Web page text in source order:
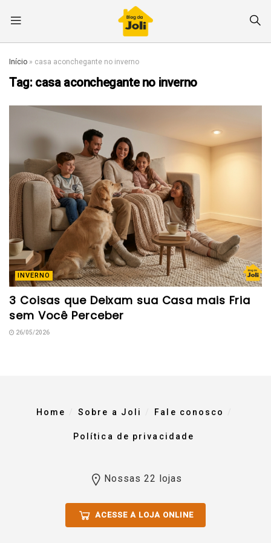
Início » casa aconchegante no inverno
Tag: casa aconchegante no inverno
INVERNO
3 Coisas que Deixam sua Casa mais Fria
sem Você Perceber
26/05/2026
Home Sobre a Joli Fale conosco
Política de privacidade
Nossas 22 lojas
ACESSE A LOJA ONLINE